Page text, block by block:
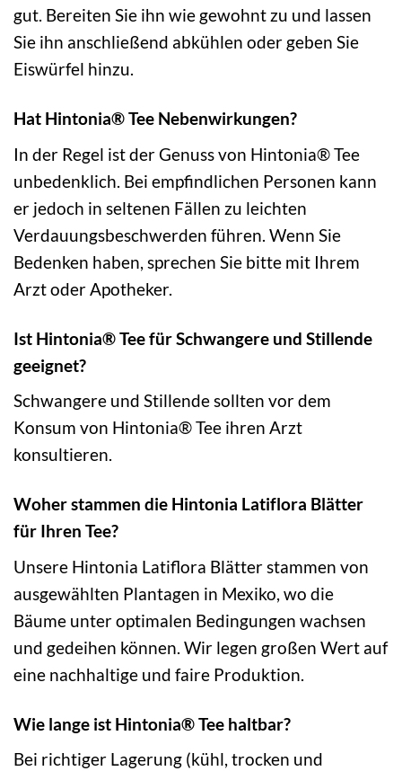
gut. Bereiten Sie ihn wie gewohnt zu und lassen
Sie ihn anschließend abkühlen oder geben Sie
Eiswürfel hinzu.
Hat Hintonia® Tee Nebenwirkungen?
In der Regel ist der Genuss von Hintonia® Tee
unbedenklich. Bei empfindlichen Personen kann
er jedoch in seltenen Fällen zu leichten
Verdauungsbeschwerden führen. Wenn Sie
Bedenken haben, sprechen Sie bitte mit Ihrem
Arzt oder Apotheker.
Ist Hintonia® Tee für Schwangere und Stillende
geeignet?
Schwangere und Stillende sollten vor dem
Konsum von Hintonia® Tee ihren Arzt
konsultieren.
Woher stammen die Hintonia Latiflora Blätter
für Ihren Tee?
Unsere Hintonia Latiflora Blätter stammen von
ausgewählten Plantagen in Mexiko, wo die
Bäume unter optimalen Bedingungen wachsen
und gedeihen können. Wir legen großen Wert auf
eine nachhaltige und faire Produktion.
Wie lange ist Hintonia® Tee haltbar?
Bei richtiger Lagerung (kühl, trocken und